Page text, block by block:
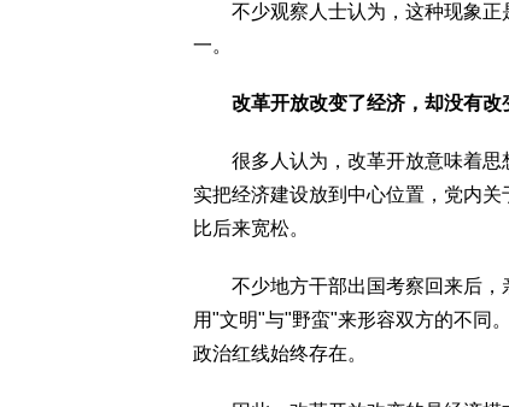
不少观察人士认为，这种现象正
一。
改革开放改变了经济，却没有改
很多人认为，改革开放意味着思
实把经济建设放到中心位置，党内
比后来宽松。
不少地方干部出国考察回来后，
用"文明"与"野蛮"来形容双方的不同
政治红线始终存在。